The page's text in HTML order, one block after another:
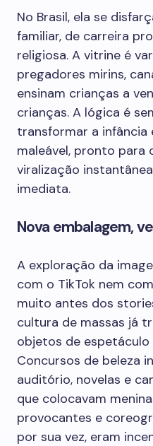
No Brasil, ela se
familiar, de carreira
religiosa. A vitrine é
pregadores mirins,
ensinam crianças a
crianças. A lógica é
transformar a
maleável, pronto para
viralização
imediata.
Nova embalagem,
A exploração da
com o TikTok nem
muito antes dos
cultura de massas já
objetos de
Concursos de beleza
auditório, novelas e
que colocavam
provocantes e
por sua vez, eram